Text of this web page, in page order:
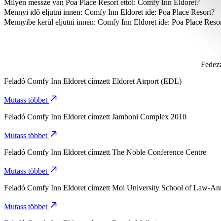
A legmegfizethetőbb módja az utazásnak innen: Comfy Inn Eldoret
Milyen messze van Poa Place Resort ettől: Comfy Inn Eldoret?
Poa Place Resort körülbelül 5,3 km távolságra van Comfy Inn Eldoret
Mennyi idő eljutni innen: Comfy Inn Eldoret ide: Poa Place Resort?
Körülbelül 12 p időt vesz igénybe eljutni innen: Comfy Inn Eldoret
Mennyibe kerül eljutni innen: Comfy Inn Eldoret ide: Poa Place
Feladó Comfy Inn Eldoret címzett Eldoret Airport (EDL)
Mutass többet
Feladó Comfy Inn Eldoret címzett Jamboni Complex 2010
Mutass többet
Feladó Comfy Inn Eldoret címzett The Noble Conference Centre
Mutass többet
Feladó Comfy Inn Eldoret címzett Moi University School of Law-
Mutass többet